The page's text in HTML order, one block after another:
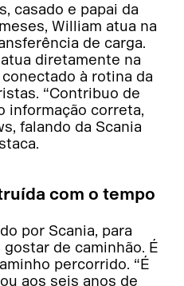
casado e papai da
William atua na
de carga.
diretamente na
à rotina da
“Contribuo de
informação correta,
falando da Scania
com o tempo
por Scania, para
de caminhão. É
percorrido. “É
aos seis anos de